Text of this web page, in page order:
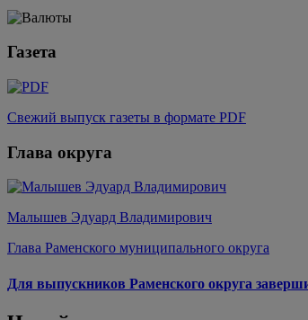
Газета
Свежий выпуск газеты в формате PDF
Глава округа
Малышев Эдуард Владимирович
Глава Раменского муниципального округа
Для выпускников Раменского округа